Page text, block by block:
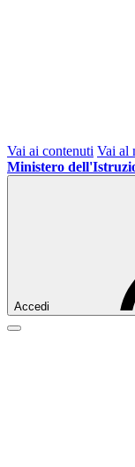
Vai ai contenuti Vai al
Ministero
Accedi